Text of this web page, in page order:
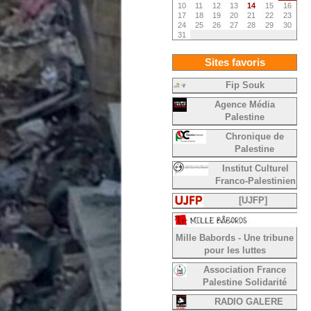
10 11 12 13 14 15
16
17
18 19 20 21 22
23
24
25 26 27 28 29
30
31
Sites favoris
Fip Souk
Agence Média
Palestine
Chronique de
Palestine
Institut Culturel
Franco-Palestinien
[UJFP]
Mille Babords - Une tribune
pour les luttes
Association France
Palestine Solidarité
RADIO GALERE